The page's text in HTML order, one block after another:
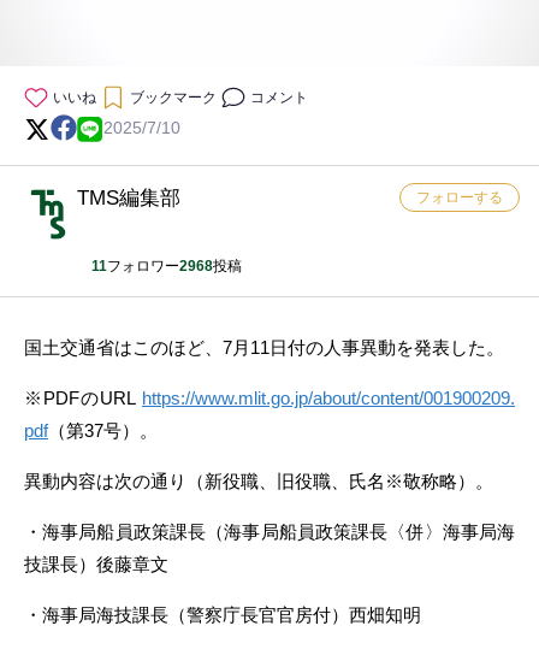
いいね ブックマーク コメント
2025/7/10
TMS編集部
11フォロワー2968投稿
フォローする
国土交通省はこのほど、7月11日付の人事異動を発表した。
※PDFのURL https://www.mlit.go.jp/about/content/001900209.
pdf（第37号）。
異動内容は次の通り（新役職、旧役職、氏名※敬称略）。
・海事局船員政策課長（海事局船員政策課長〈併〉海事局海
技課長）後藤章文
・海事局海技課長（警察庁長官官房付）西畑知明